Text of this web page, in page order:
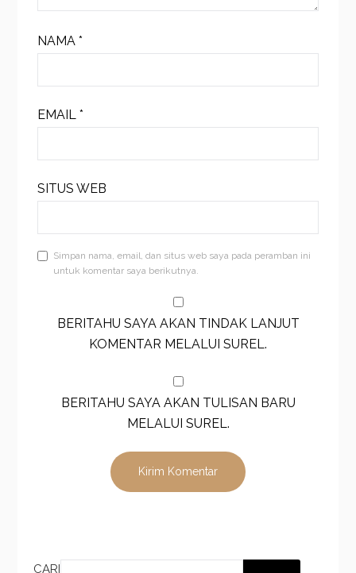
NAMA*
EMAIL*
SITUS WEB
Simpan nama, email, dan situs web saya pada peramban ini
untuk komentar saya berikutnya.
BERITAHU SAYA AKAN TINDAK LANJUT
KOMENTAR MELALUI SUREL.
BERITAHU SAYA AKAN TULISAN BARU
MELALUI SUREL.
CARI